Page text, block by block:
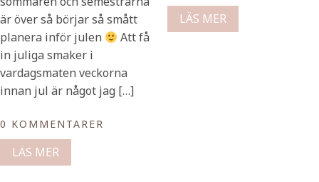
är över så börjar så smått
planera inför julen
Att få
in juliga smaker i
vardagsmaten veckorna
innan jul är något jag […]
0 KOMMENTARER
LÄS MER
LÄS MER